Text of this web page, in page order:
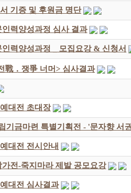
기증 및 후원금 명단
인력양성과정 심사 결과
력양성과정 _ 모집요강 & 신청서
戰 ․ 쟁爭 너머> 심사결과
대전 초대장
기금마련 특별기획전 - '문자향 서
대전 전시안내
가전-죽지마라 제발 공모요강
대전 심사결과